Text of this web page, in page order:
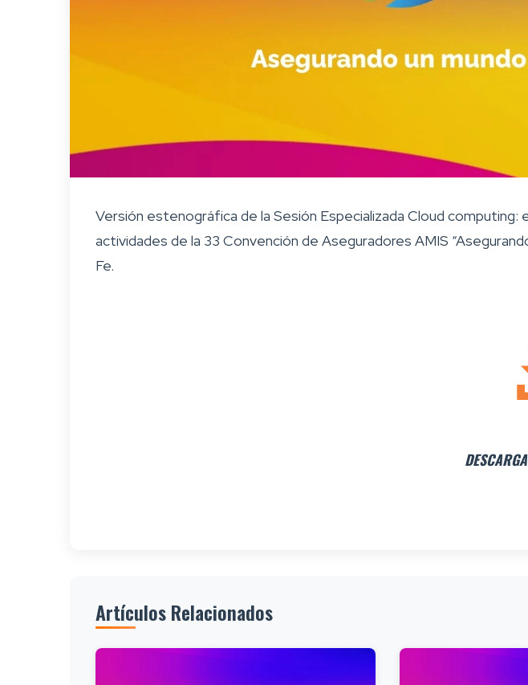
Versión estenográfica de la Sesión Especializada Cloud
actividades de la 33 Convención de Aseguradores AMIS
Fe.
Artículos Relacionados